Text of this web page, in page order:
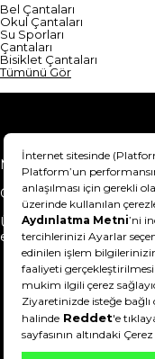
Bel Çantaları
Okul Çantaları
Su Sporları
Çantaları
Bisiklet Çantaları
Tümünü Gör
Mesafeli Satış
Gizlilik Sözleşmesi
Ürünümü nasıl iade
edebilirim?
DeFactoFIT ©️